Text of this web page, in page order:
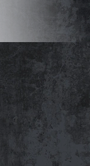
13/16